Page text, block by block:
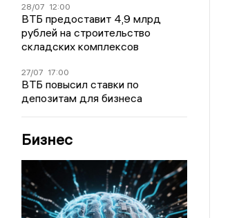
28/07 12:00
ВТБ предоставит 4,9 млрд
рублей на строительство
складских комплексов
27/07 17:00
ВТБ повысил ставки по
депозитам для бизнеса
Бизнес